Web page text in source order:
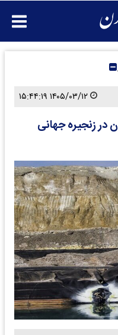
در زنجیره جهانی